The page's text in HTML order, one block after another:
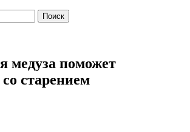
медуза поможет
старением